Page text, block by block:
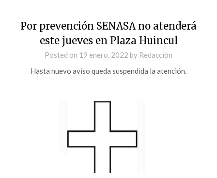
Por prevención SENASA no atenderá
este jueves en Plaza Huincul
Posted on 19 enero, 2022 by Redacción
Hasta nuevo aviso queda suspendida la atención.